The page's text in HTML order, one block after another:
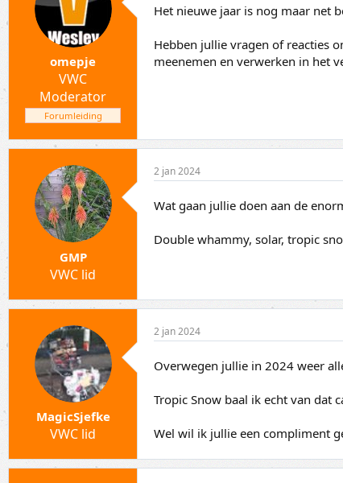
m
omepje
VWC
Moderator
Forumleiding
Het nieuwe jaar is nog maar net
Hebben jullie vragen of reacties
meenemen en verwerken in het
GMP
VWC lid
2 jan 2024
Wat gaan jullie doen aan de
Double whammy, solar, tropic
MagicSjefke
VWC lid
2 jan 2024
Overwegen jullie in 2024 weer
Tropic Snow baal ik echt van dat
Wel wil ik jullie een compliment